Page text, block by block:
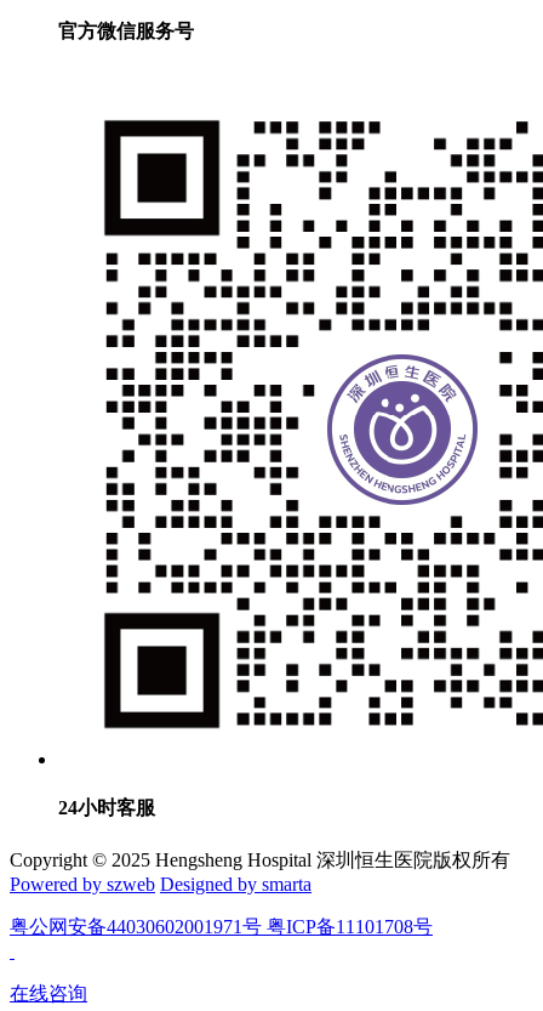
官方微信服务号
24小时客服
Copyright © 2025 Hengsheng Hospital 深圳恒生医院版权所有
Powered by szweb Designed by smarta
粤公网安备44030602001971号 粤ICP备11101708号
在线咨询